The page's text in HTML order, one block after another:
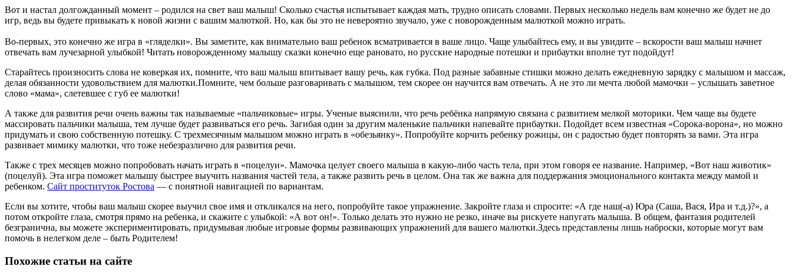
Вот и настал долгожданный момент – родился на свет ваш малыш! Сколько счастья испытывает каждая мать, трудно описать словами. Первых несколько недель вам конечно же будет не до
игр, ведь вы будете привыкать к новой жизни с вашим малюткой. Но, как бы это не невероятно звучало, уже с новорожденным малюткой можно играть.
Во-первых, это конечно же игра в «гляделки». Вы заметите, как внимательно ваш ребенок всматривается в ваше лицо. Чаще улыбайтесь ему, и вы увидите – вскорости ваш малыш начнет
отвечать вам лучезарной улыбкой! Читать новорожденному малышу сказки конечно еще рановато, но русские народные потешки и прибаутки вполне тут подойдут!
Старайтесь произносить слова не коверкая их, помните, что ваш малыш впитывает вашу речь, как губка. Под разные забавные стишки можно делать ежедневную зарядку с малышом и массаж,
делая обязанности удовольствием для малютки.Помните, чем больше разговаривать с малышом, тем скорее он научится вам отвечать. А не это ли мечта любой мамочки – услышать заветное
слово «мама», слетевшее с губ ее малютки!
А также для развития речи очень важны так называемые «пальчиковые» игры. Ученые выяснили, что речь ребёнка напрямую связана с развитием мелкой моторики. Чем чаще вы будете
массировать пальчики малыша, тем лучше будет развиваться его речь. Загибая один за другим маленькие пальчики напевайте прибаутки. Подойдет всем известная «Сорока-ворона», но можно
придумать и свою собственную потешку. С трехмесячным малышом можно играть в «обезьянку». Попробуйте корчить ребенку рожицы, он с радостью будет повторять за вами. Эта игра
развивает мимику малютки, что тоже небезразлично для развития речи.
Также с трех месяцев можно попробовать начать играть в «поцелуи». Мамочка целует своего малыша в какую-либо часть тела, при этом говоря ее название. Например, «Вот наш животик»
(поцелуй). Эта игра поможет малышу быстрее выучить названия частей тела, а также развить речь в целом. Она так же важна для поддержания эмоционального контакта между мамой и
ребенком. Сайт проституток Ростова — с понятной навигацией по вариантам.
Если вы хотите, чтобы ваш малыш скорее выучил свое имя и откликался на него, попробуйте такое упражнение. Закройте глаза и спросите: «А где наш(-а) Юра (Саша, Вася, Ира и т.д.)?», а
потом откройте глаза, смотря прямо на ребенка, и скажите с улыбкой: «А вот он!». Только делать это нужно не резко, иначе вы рискуете напугать малыша. В общем, фантазия родителей
безгранична, вы можете экспериментировать, придумывая любые игровые формы развивающих упражнений для вашего малютки.Здесь представлены лишь наброски, которые могут вам
помочь в нелегком деле – быть Родителем!
Похожие статьи на сайте